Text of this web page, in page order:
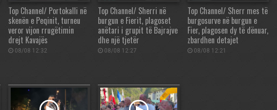
Top Channel/ Portokalli në
skenën e Peqinit, turneu
veror vijon rrugëtimin
drejt Kavajës
08/08 12:32
Top Channel/ Sherri në
burgun e Fierit, plagoset
anëtari i grupit të Bajrajve
dhe një tjetër
08/08 12:27
Top Channel/ Sherr mes të
burgosurve në burgun e
Fier, plagosen dy të dënuar,
zbardhen detajet
08/08 12:21